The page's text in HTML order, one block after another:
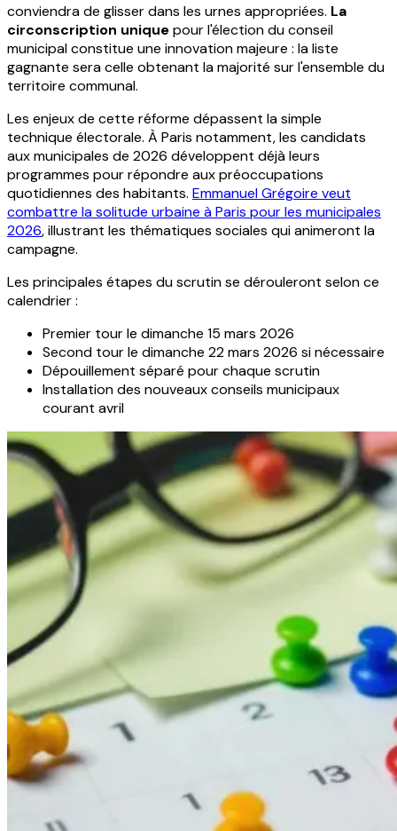
conviendra de glisser dans les urnes appropriées. La
circonscription uniquepour l'élection du conseil
municipal constitue une innovation majeure : la liste
gagnante sera celle obtenant la majorité sur l'ensemble du
territoire communal.
Les enjeux de cette réforme dépassent la simple
technique électorale. À Paris notamment, les candidats
aux municipales de 2026 développent déjà leurs
programmes pour répondre aux préoccupations
quotidiennes des habitants. Emmanuel Grégoire veut
combattre la solitude urbaine à Paris pour les municipales
2026, illustrant les thématiques sociales qui animeront la
campagne.
Les principales étapes du scrutin se dérouleront selon ce
calendrier :
Premier tour le dimanche 15 mars 2026
Second tour le dimanche 22 mars 2026 si nécessaire
Dépouillement séparé pour chaque scrutin
Installation des nouveaux conseils municipaux
courant avril